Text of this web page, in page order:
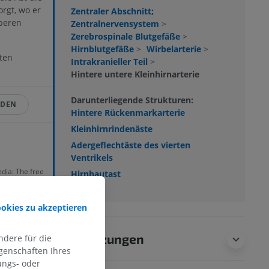
wo er
The free
Zentraler Abschnitt;
Zentralnervensystem >
Zerebrospinale Blutgefäße >
Hirnblutgefäße > Wirbelarterie >
Intrakranieller Teil >
Hintere untere Kleinhirnarterie
Darunterliegende Strukturen:
Hintere Rückenmarkarterie
Kleinhirnrindenäste
Adergeflechtäste des vierten
Ventrikels
Hirnhautast
Übersetzungen
zu akzeptieren
für die
Ihres
oder